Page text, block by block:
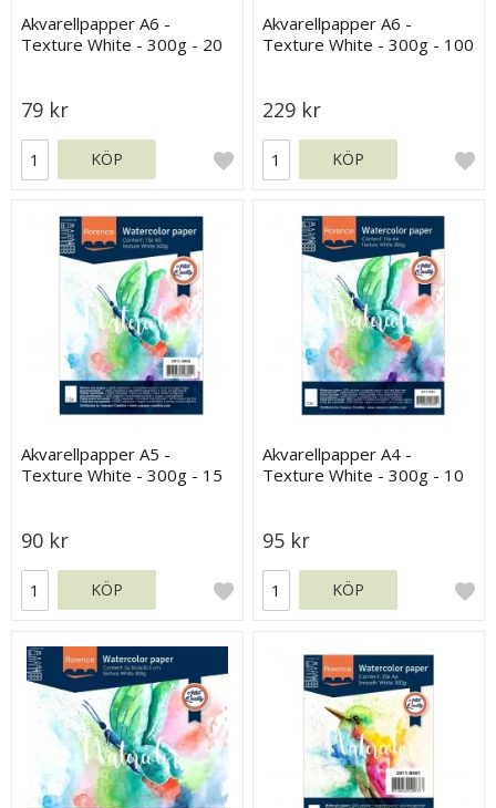
Akvarellpapper A6 -
Texture White - 300g - 20
79 kr
KÖP
Akvarellpapper A6 -
Texture White - 300g - 100
229 kr
KÖP
Akvarellpapper A5 -
Texture White - 300g - 15
90 kr
KÖP
Akvarellpapper A4 -
Texture White - 300g - 10
95 kr
KÖP